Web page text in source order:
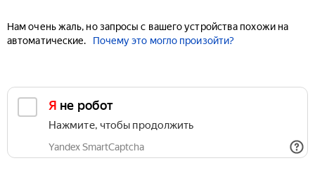
Нам очень жаль, но запросы с вашего устройства похожи на
автоматические.
Почему это могло произойти?
Я не робот
Нажмите, чтобы продолжить
Yandex SmartCaptcha